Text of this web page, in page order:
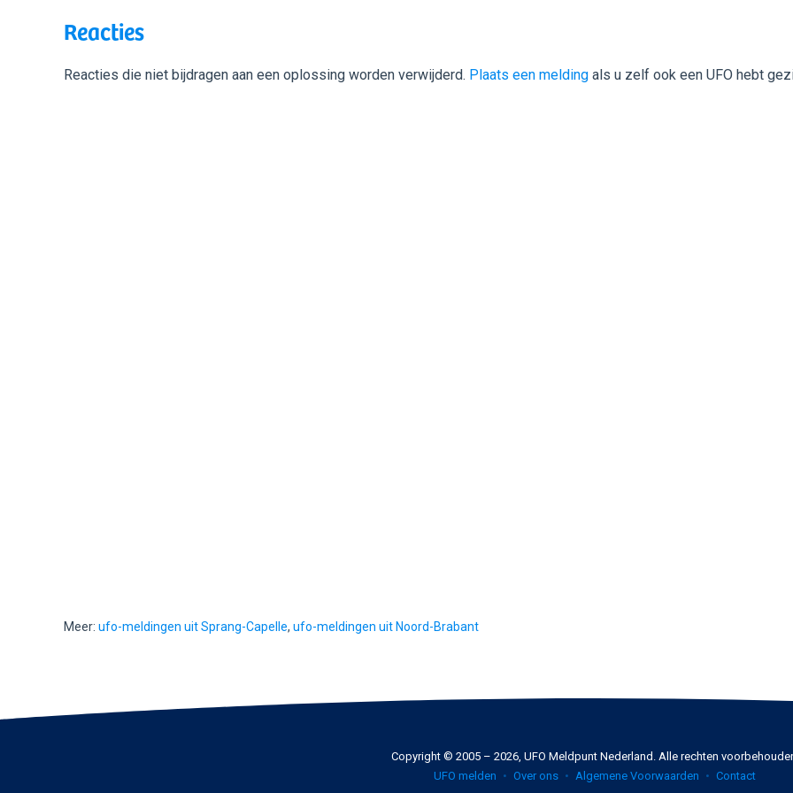
Reacties
Reacties die niet bijdragen aan een oplossing worden verwijderd. Plaats een melding als u zelf ook een UFO hebt
Meer: ufo-meldingen uit Sprang-Capelle, ufo-meldingen uit Noord-Brabant
Copyright © 2005 – 2026, UFO Meldpunt Nederland. Alle rechten
UFO melden
Over ons Algemene Voorwaarden Contact